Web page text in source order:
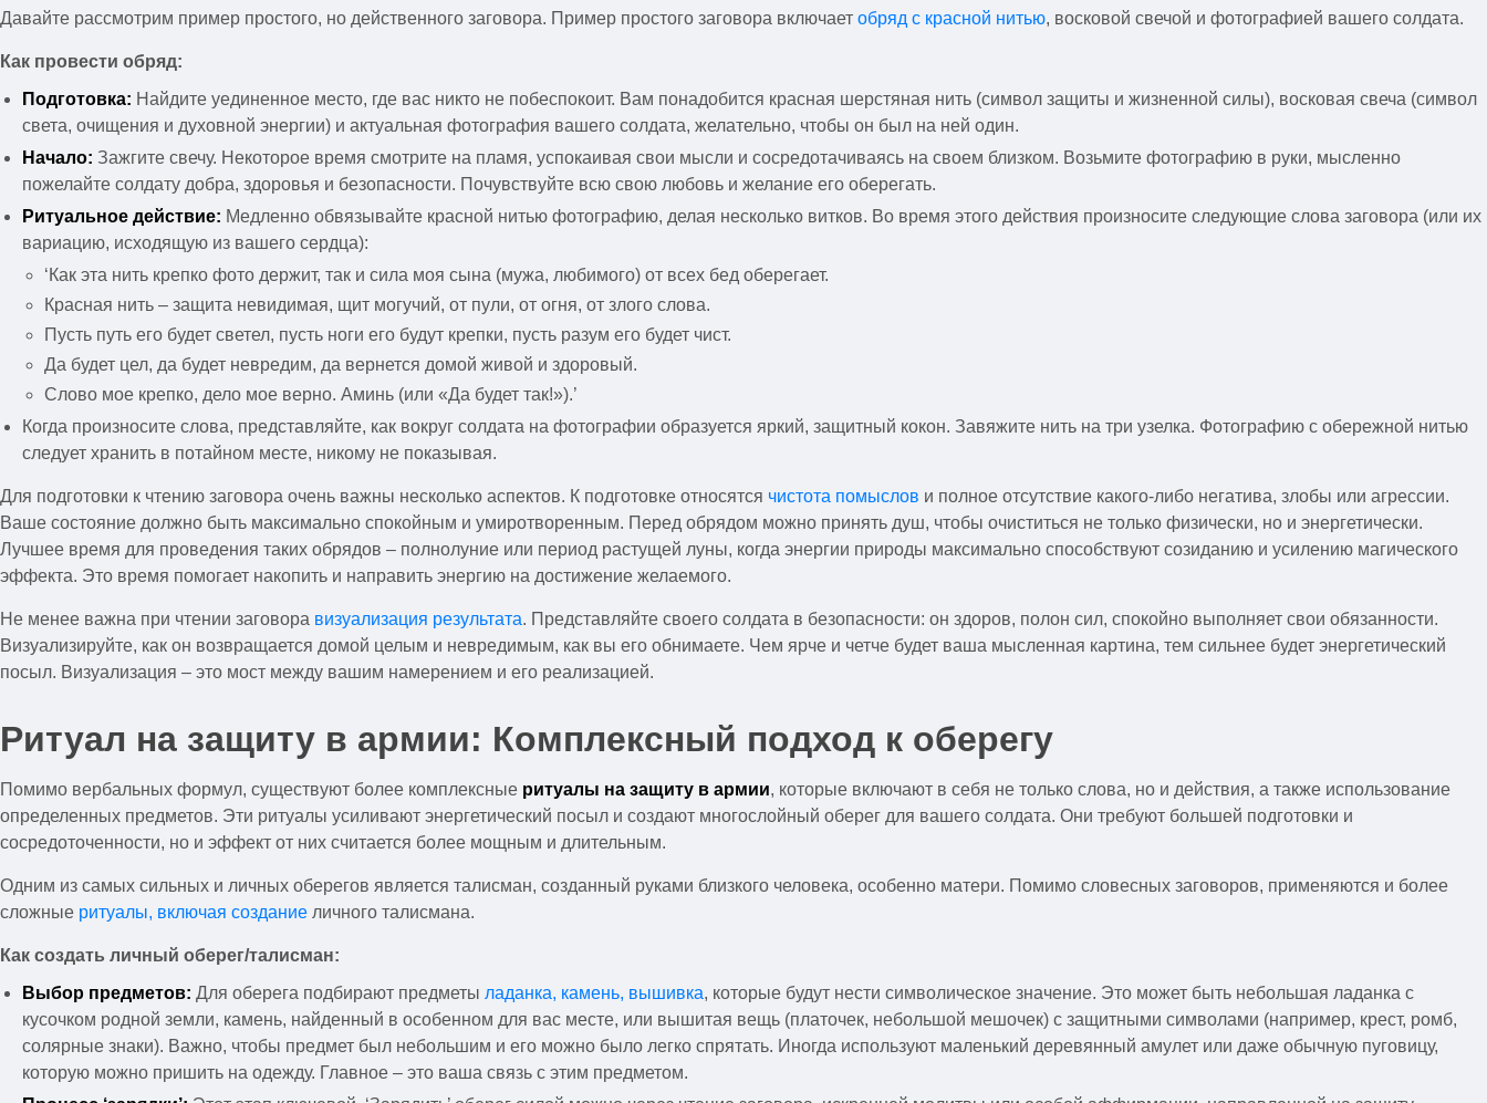
Давайте рассмотрим пример простого, но действенного заговора. Пример простого заговора включает обряд с красной нитью, восковой свечой и фотографией вашего солдата.
Как провести обряд:
Подготовка: Найдите уединенное место, где вас никто не побеспокоит. Вам понадобится красная шерстяная нить (символ защиты и жизненной силы), восковая свеча (символ
света, очищения и духовной энергии) и актуальная фотография вашего солдата, желательно, чтобы он был на ней один.
Начало: Зажгите свечу. Некоторое время смотрите на пламя, успокаивая свои мысли и сосредотачиваясь на своем близком. Возьмите фотографию в руки, мысленно
пожелайте солдату добра, здоровья и безопасности. Почувствуйте всю свою любовь и желание его оберегать.
Ритуальное действие: Медленно обвязывайте красной нитью фотографию, делая несколько витков. Во время этого действия произносите следующие слова заговора (или их
вариацию, исходящую из вашего сердца):
‘Как эта нить крепко фото держит, так и сила моя сына (мужа, любимого) от всех бед оберегает.
Красная нить – защита невидимая, щит могучий, от пули, от огня, от злого слова.
Пусть путь его будет светел, пусть ноги его будут крепки, пусть разум его будет чист.
Да будет цел, да будет невредим, да вернется домой живой и здоровый.
Слово мое крепко, дело мое верно. Аминь (или «Да будет так!»).’
Когда произносите слова, представляйте, как вокруг солдата на фотографии образуется яркий, защитный кокон. Завяжите нить на три узелка. Фотографию с обережной нитью
следует хранить в потайном месте, никому не показывая.
Для подготовки к чтению заговора очень важны несколько аспектов. К подготовке относятся чистота помыслов и полное отсутствие какого-либо негатива, злобы или агрессии.
Ваше состояние должно быть максимально спокойным и умиротворенным. Перед обрядом можно принять душ, чтобы очиститься не только физически, но и энергетически.
Лучшее время для проведения таких обрядов – полнолуние или период растущей луны, когда энергии природы максимально способствуют созиданию и усилению магического
эффекта. Это время помогает накопить и направить энергию на достижение желаемого.
Не менее важна при чтении заговора визуализация результата. Представляйте своего солдата в безопасности: он здоров, полон сил, спокойно выполняет свои обязанности.
Визуализируйте, как он возвращается домой целым и невредимым, как вы его обнимаете. Чем ярче и четче будет ваша мысленная картина, тем сильнее будет энергетический
посыл. Визуализация – это мост между вашим намерением и его реализацией.
Ритуал на защиту в армии: Комплексный подход к оберегу
Помимо вербальных формул, существуют более комплексные ритуалы на защиту в армии, которые включают в себя не только слова, но и действия, а также использование
определенных предметов. Эти ритуалы усиливают энергетический посыл и создают многослойный оберег для вашего солдата. Они требуют большей подготовки и
сосредоточенности, но и эффект от них считается более мощным и длительным.
Одним из самых сильных и личных оберегов является талисман, созданный руками близкого человека, особенно матери. Помимо словесных заговоров, применяются и более
сложные ритуалы, включая создание личного талисмана.
Как создать личный оберег/талисман:
Выбор предметов: Для оберега подбирают предметы ладанка, камень, вышивка, которые будут нести символическое значение. Это может быть небольшая ладанка с
кусочком родной земли, камень, найденный в особенном для вас месте, или вышитая вещь (платочек, небольшой мешочек) с защитными символами (например, крест, ромб,
солярные знаки). Важно, чтобы предмет был небольшим и его можно было легко спрятать. Иногда используют маленький деревянный амулет или даже обычную пуговицу,
которую можно пришить на одежду. Главное – это ваша связь с этим предметом.